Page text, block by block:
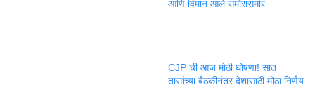
आणि विमान आले समोरासमोर
CJP ची आज मोठी घोषणा! सात
तासांच्या बैठकीनंतर देशासाठी मोठा निर्णय